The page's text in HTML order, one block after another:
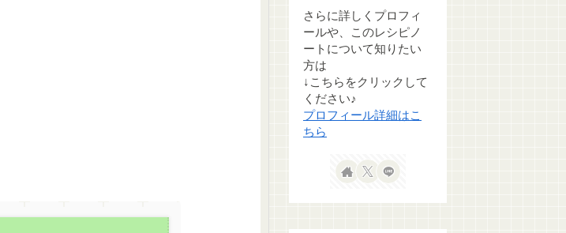
さらに詳しくプロフィ
ールや、このレシピノ
ートについて知りたい
方は
↓こちらをクリックして
ください♪
プロフィール詳細はこ
ちら